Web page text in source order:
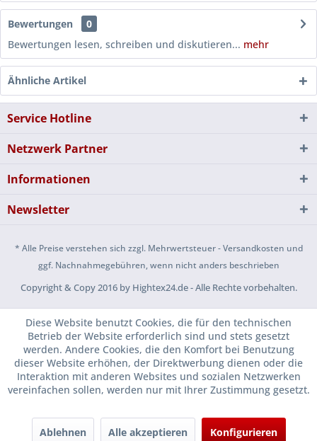
Bewertungen
0
Bewertungen lesen, schreiben und diskutieren... mehr
Ähnliche Artikel
Service Hotline
Netzwerk Partner
Informationen
Newsletter
* Alle Preise verstehen sich zzgl. Mehrwertsteuer - Versandkosten und
ggf. Nachnahmegebühren, wenn nicht anders beschrieben
Copyright & Copy 2016 by Hightex24.de - Alle Rechte vorbehalten.
Diese Website benutzt Cookies, die für den technischen
Betrieb der Website erforderlich sind und stets gesetzt
werden. Andere Cookies, die den Komfort bei Benutzung
dieser Website erhöhen, der Direktwerbung dienen oder die
Interaktion mit anderen Websites und sozialen Netzwerken
vereinfachen sollen, werden nur mit Ihrer Zustimmung gesetzt.
Ablehnen Alle akzeptieren Konfigurieren